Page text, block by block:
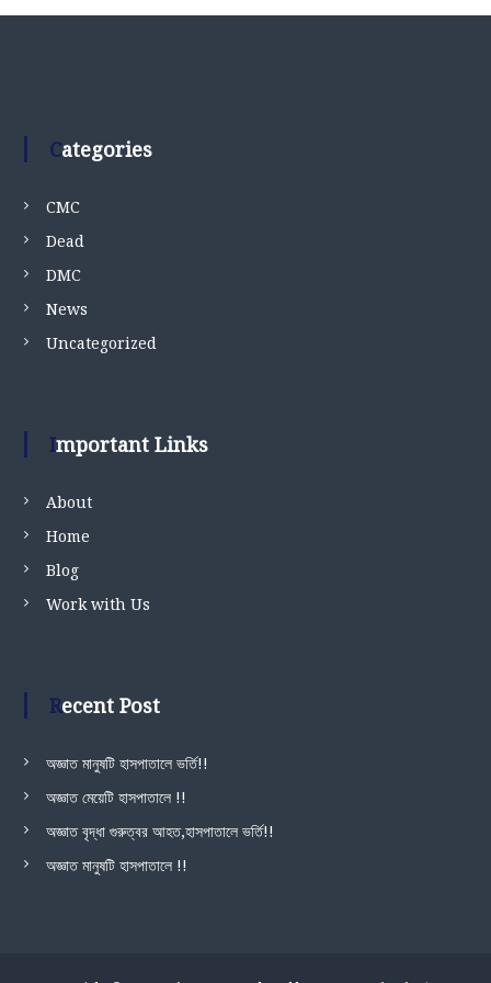
Categories
CMC
Dead
DMC
News
Uncategorized
Important Links
About
Home
Blog
Work with Us
Recent Post
অজ্ঞাত মানুষটি হাসপাতালে ভর্তি!!
অজ্ঞাত মেয়েটি হাসপাতালে !!
অজ্ঞাত বৃদ্ধা গুরুত্বর আহত,হাসপাতালে ভর্তি!!
অজ্ঞাত মানুষটি হাসপাতালে !!